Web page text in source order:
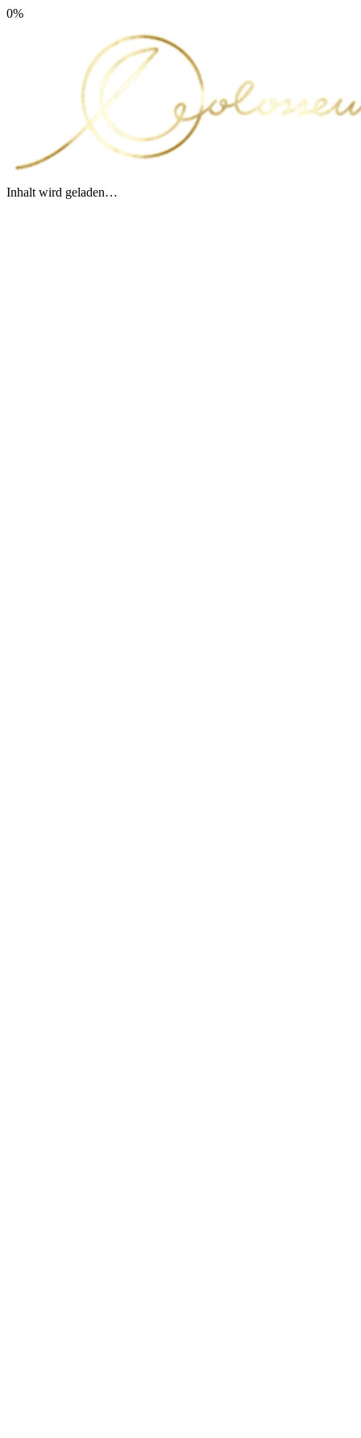
0%
Inhalt wird geladen…